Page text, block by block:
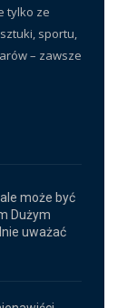
tylko ze
sportu,
– zawsze
może być
Dużym
uważać